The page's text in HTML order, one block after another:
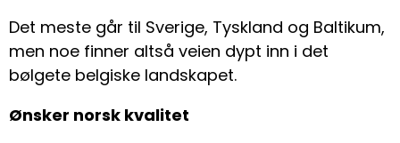
Det meste går til Sverige, Tyskland og Baltikum,
men noe finner altså veien dypt inn i det
bølgete belgiske landskapet.
Ønsker norsk kvalitet